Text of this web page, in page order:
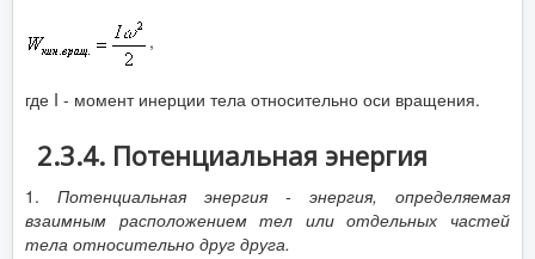
,
где I - момент инерции тела относительно оси вращения.
2.3.4. Потенциальная энергия
1. Потенциальная энергия - энергия, определяемая
взаимным расположением тел или отдельных частей
тела относительно друг друга.